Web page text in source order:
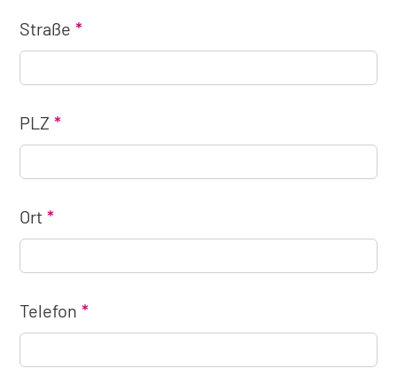
Straße
PLZ
Ort
Telefon